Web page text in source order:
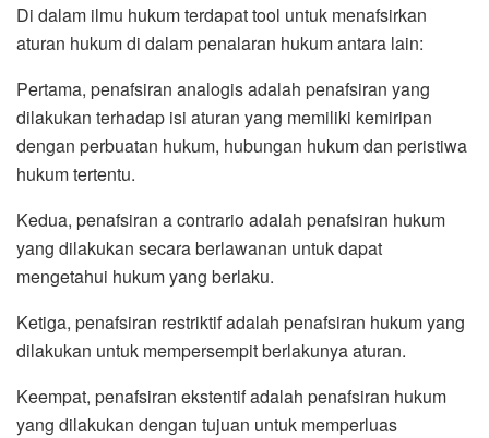
Di dalam ilmu hukum terdapat tool untuk menafsirkan
aturan hukum di dalam penalaran hukum antara lain:
Pertama, penafsiran analogis adalah penafsiran yang
dilakukan terhadap isi aturan yang memiliki kemiripan
dengan perbuatan hukum, hubungan hukum dan peristiwa
hukum tertentu.
Kedua, penafsiran a contrario adalah penafsiran hukum
yang dilakukan secara berlawanan untuk dapat
mengetahui hukum yang berlaku.
Ketiga, penafsiran restriktif adalah penafsiran hukum yang
dilakukan untuk mempersempit berlakunya aturan.
Keempat, penafsiran ekstentif adalah penafsiran hukum
yang dilakukan dengan tujuan untuk memperluas